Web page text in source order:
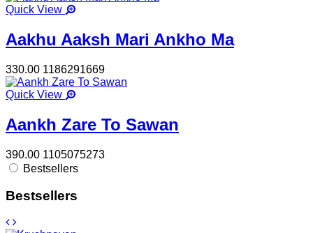
Quick View
Aakhu Aaksh Mari Ankho Ma
330.00 1186291669
Quick View
Aankh Zare To Sawan
390.00 1105075273
Bestsellers
Bestsellers